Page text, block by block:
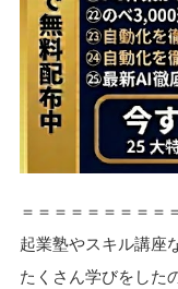
＝＝＝＝＝＝＝＝＝
起業塾やスキル講座
たくさん学びをした